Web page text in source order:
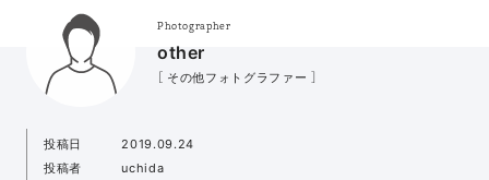
Photographer
other
［ その他フォトグラファー ］
投稿日
2019.09.24
投稿者
uchida